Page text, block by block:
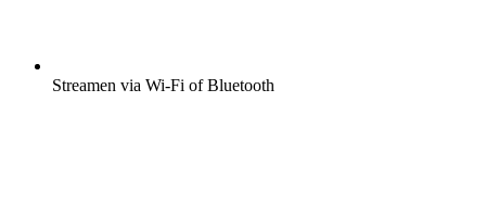
Streamen via Wi-Fi of Bluetooth